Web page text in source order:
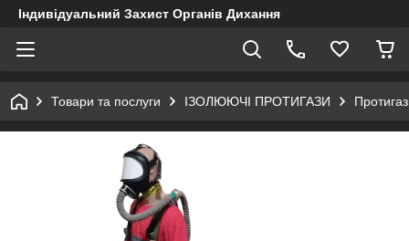
Індивідуальний Захист Органів Дихання
Товари та послуги ІЗОЛЮЮЧІ ПРОТИГАЗИ